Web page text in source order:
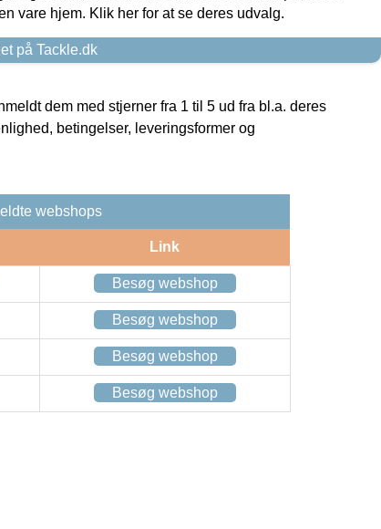
vare hjem. Klik her for at se deres udvalg.
på Tackle.dk
dem med stjerner fra 1 til 5 ud fra bl.a. deres
betingelser, leveringsformer og
webshops
Link
Besøg webshop
Besøg webshop
Besøg webshop
Besøg webshop